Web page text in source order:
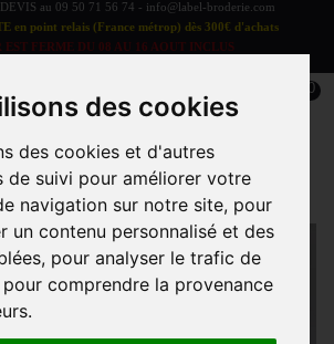
des cookies
des cookies et d'autres
de suivi pour améliorer votre
navigation sur notre site, pour
un contenu personnalisé et des
pour analyser le trafic de
comprendre la provenance
au 09 50 71 56 74 - info@label-broderie.com
en point relais (France métrop) dès 300€ d'achats
EST FERME DU 08 AU 16 AOUT INCLUS
0
Label Surprise
Coffret Label
Luxe 700g/m²